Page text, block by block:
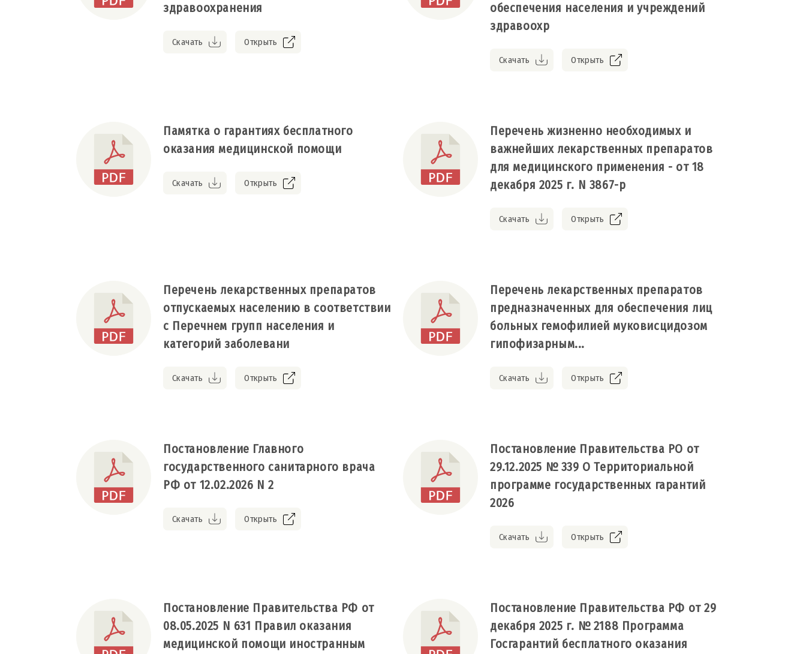
здравоохранения
Скачать Открыть
обеспечения населения и учреждений
здравоохр
Скачать Открыть
Памятка о гарантиях бесплатного
оказания медицинской помощи
Скачать Открыть
Перечень жизненно необходимых и
важнейших лекарственных препаратов
для медицинского применения - от 18
декабря 2025 г. N 3867-р
Скачать Открыть
Перечень лекарственных препаратов
отпускаемых населению в соответствии
с Перечнем групп населения и
категорий заболевани
Скачать Открыть
Перечень лекарственных препаратов
предназначенных для обеспечения лиц
больных гемофилией муковисцидозом
гипофизарным...
Скачать Открыть
Постановление Главного
государственного санитарного врача
РФ от 12.02.2026 N 2
Скачать Открыть
Постановление Правительства РО от
29.12.2025 № 339 О Территориальной
программе государственных гарантий
2026
Скачать Открыть
Постановление Правительства РФ от
08.05.2025 N 631 Правил оказания
медицинской помощи иностранным
Постановление Правительства РФ от 29
декабря 2025 г. № 2188 Программа
Госгарантий бесплатного оказания